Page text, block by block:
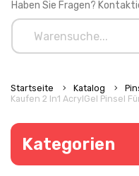
Haben Sie Fragen?
Startseite Katalog
Kaufen 2 In1 AcrylGel Pinsel
Kategorien